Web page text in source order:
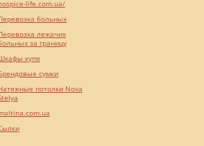
life.com.ua/
больных
лежачих
за границу
купе
сумки
потолки Nova